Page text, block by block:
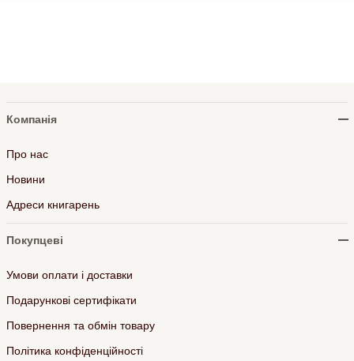
Компанія
Про нас
Новини
Адреси книгарень
Покупцеві
Умови оплати і доставки
Подарункові сертифікати
Повернення та обмін товару
Політика конфіденційності